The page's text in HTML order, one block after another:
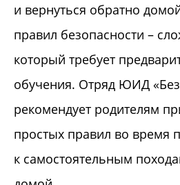
и вернуться обратно
правил безопасности –
который требует
обучения. Отряд ЮИД
рекомендует родителям
простых правил во время
к самостоятельным